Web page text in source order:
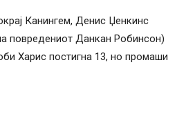
Канингем, Денис Џенкинс
повредениот Данкан Робинсон)
Харис постигна 13, но промаши